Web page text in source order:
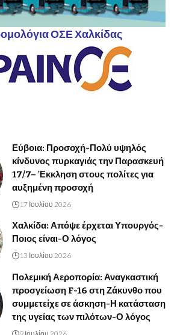
ΟΣΕ Χαλκίδας
Εύβοια: Προσοχή-Πολύ υψηλός
κίνδυνος πυρκαγιάς την Παρασκευή
17/7– Έκκληση στους πολίτες για
αυξημένη προσοχή
17 Ιουλίου 2026
Χαλκίδα: Απόψε έρχεται Υπουργός-
Ποιος είναι-Ο λόγος
13 Ιουλίου 2026
Πολεμική Αεροπορία: Αναγκαστική
προσγείωση F-16 στη Ζάκυνθο που
συμμετείχε σε άσκηση-Η κατάσταση
της υγείας των πιλότων-Ο λόγος